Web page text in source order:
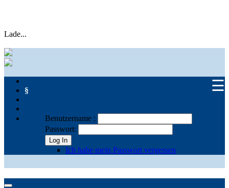
Lade...
☰
§
Benutzername :
Passwort:
Log In
Ich habe mein Passwort vergessen